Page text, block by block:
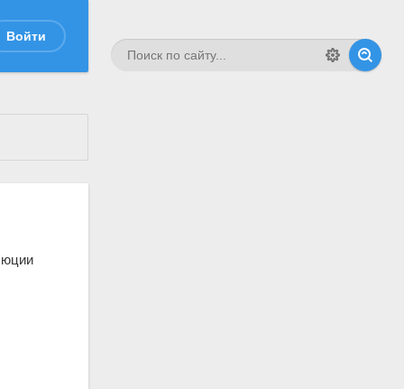
Войти